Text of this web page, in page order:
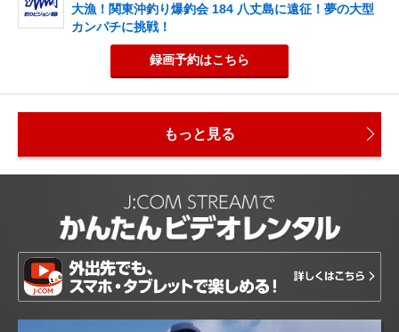
大漁！関東沖釣り爆釣会 184 八丈島に遠征！夢の大型
カンパチに挑戦！
録画予約はこちら
もっと見る